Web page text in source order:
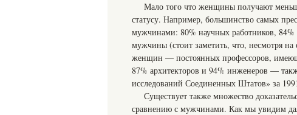
Мало того что женщины получают
статусу. Например, большинство самых
мужчинами: 80% научных работников,
мужчины (стоит заметить, что, несмотря
женщин — постоянных профессоров,
87% архитекторов и 94% инженеров —
исследований Соединенных Штатов» за
Существует также множество
сравнению с мужчинами. Как мы увидим